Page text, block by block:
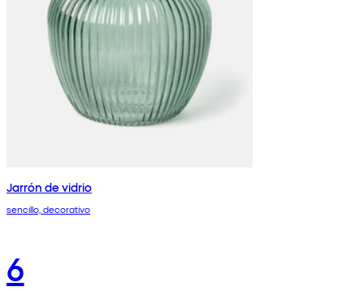
Jarrón de vidrio
sencillo, decorativo
6